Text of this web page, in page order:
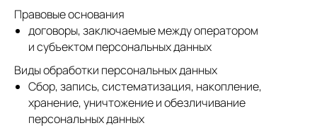
Правовые основания
договоры, заключаемые между оператором
и субъектом персональных данных
Виды обработки персональных данных
Сбор, запись, систематизация, накопление,
хранение, уничтожение и обезличивание
персональных данных